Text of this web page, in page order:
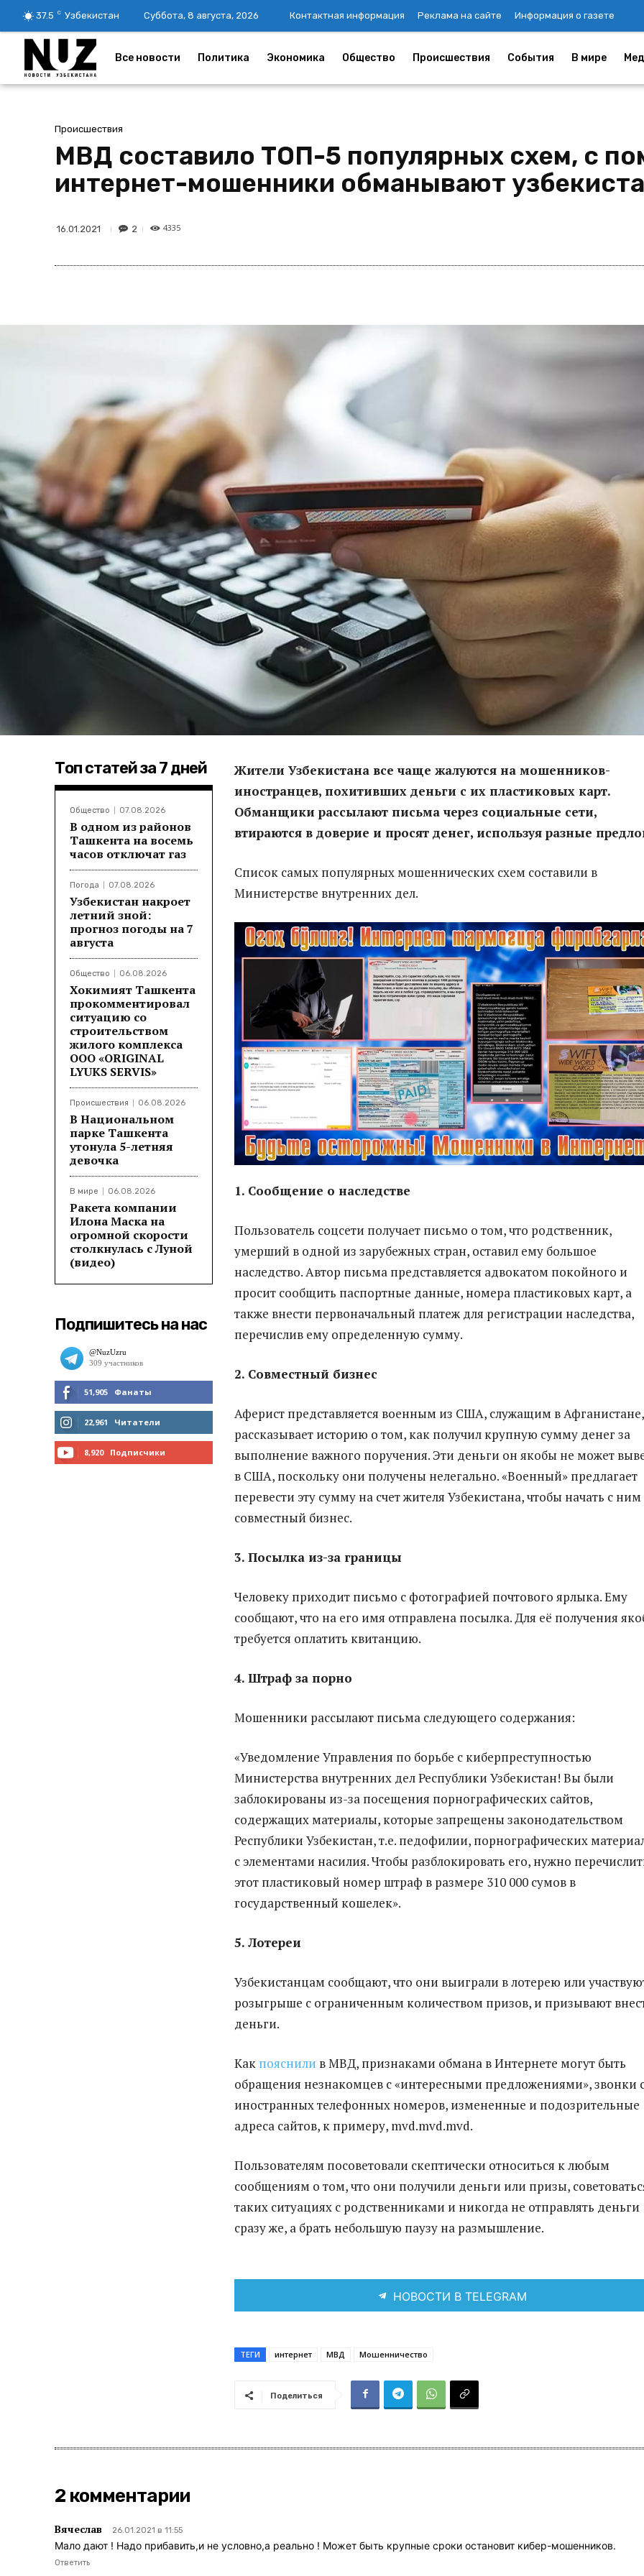
37.5 C Узбекистан Суббота, 8 августа, 2026 Контактная информация Реклама на сайте Информация о газете
Все новости Политика Экономика Общество Происшествия События В мире
Происшествия
МВД составило ТОП-5 популярных схем, с
интернет-мошенники обманывают
16.01.2021 2 4335
Топ статей за 7 дней
Общество 07.08.2026
В одном из районов
Ташкента на восемь
часов отключат газ
Погода 07.08.2026
Узбекистан накроет
летний зной:
прогноз погоды на 7
августа
Общество 06.08.2026
Хокимият Ташкента
прокомментировал
ситуацию со
строительством
жилого комплекса
ООО «ORIGINAL
LYUKS SERVIS»
Происшествия 06.08.2026
В Национальном
парке Ташкента
утонула 5-летняя
девочка
В мире 06.08.2026
Ракета компании
Илона Маска на
огромной скорости
столкнулась с Луной
(видео)
Подпишитесь на нас
51,905 Фанаты
МНЕ НРАВИТСЯ
22,961 Читатели
8,920 Подписчики
Жители Узбекистана все чаще жалуются на мошенников-
иностранцев, похитивших деньги с их пластиковых карт.
Обманщики рассылают письма через социальные сети,
втираются в доверие и просят денег, используя разные
Список самых популярных мошеннических схем составили в
Министерстве внутренних дел.
1. Сообщение о наследстве
Пользователь соцсети получает письмо о том, что родственник,
умерший в одной из зарубежных стран, оставил ему большое
наследство. Автор письма представляется адвокатом покойного и
просит сообщить паспортные данные, номера пластиковых карт, а
также внести первоначальный платеж для регистрации наследства,
перечислив ему определенную сумму.
2. Совместный бизнес
Аферист представляется военным из США, служащим в
рассказывает историю о том, как получил крупную сумму денег за
выполнение важного поручения. Эти деньги он якобы не может
в США, поскольку они получены нелегально. «Военный» предлагает
перевести эту сумму на счет жителя Узбекистана, чтобы начать с ним
совместный бизнес.
3. Посылка из-за границы
Человеку приходит письмо с фотографией почтового ярлыка. Ему
сообщают, что на его имя отправлена посылка. Для её получения
требуется оплатить квитанцию.
4. Штраф за порно
Мошенники рассылают письма следующего содержания:
«Уведомление Управления по борьбе с киберпреступностью
Министерства внутренних дел Республики Узбекистан! Вы были
заблокированы из-за посещения порнографических сайтов,
содержащих материалы, которые запрещены законодательством
Республики Узбекистан, т.е. педофилии, порнографических
с элементами насилия. Чтобы разблокировать его, нужно
этот пластиковый номер штраф в размере 310 000 сумов в
государственный кошелек».
5. Лотереи
Узбекистанцам сообщают, что они выиграли в лотерею или
розыгрыше с ограниченным количеством призов, и призывают
деньги.
Как пояснили в МВД, признаками обмана в Интернете могут быть
обращения незнакомцев с «интересными предложениями», звонки
иностранных телефонных номеров, измененные и подозрительные
адреса сайтов, к примеру, mvd.mvd.mvd.
Пользователям посоветовали скептически относиться к любым
сообщениям о том, что они получили деньги или призы,
таких ситуациях с родственниками и никогда не отправлять деньги
сразу же, а брать небольшую паузу на размышление.
НОВОСТИ В TELEGRAM
ТЕГИ интернет МВД Мошенничество
Поделиться
2 комментарии
Вячеслав 26.01.2021 в 11:55
Мало дают ! Надо прибавить,и не условно,а реально ! Может быть крупные сроки остановит кибер-мошенников.
Ответить